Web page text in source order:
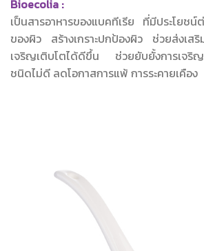
Bioecolia :
เป็นสารอาหารของแบคทีเรีย ที่มีประโย
ของผิว สร้างเกราะปกป้องผิว ช่วยส่งเ
เจริญเติบโตได้ดีขึ้น ช่วยยับยั้งการเจริ
ชนิดไม่ดี ลดโอกาสการแพ้ การระคายเคือง